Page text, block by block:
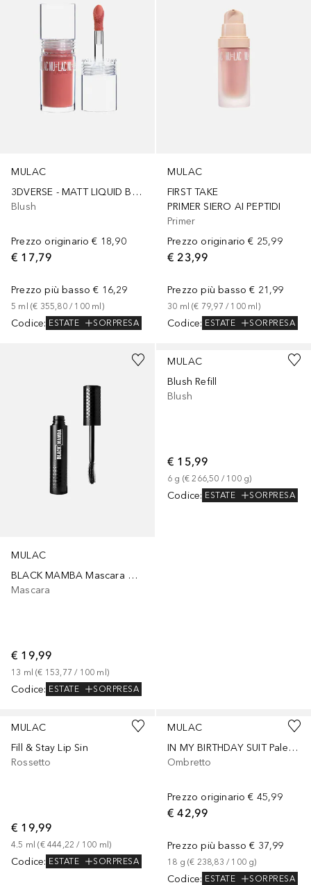
MULAC
3DVERSE - MATT LIQUID BLUSH ALL OVER
Blush
Prezzo originario € 18,90
€ 17,79
Prezzo più basso € 16,29
5 ml (€ 355,80 / 100 ml)
Codice: ESTATE SORPRESA
MULAC
FIRST TAKE
PRIMER SIERO AI PEPTIDI
Primer
Prezzo originario € 25,99
€ 23,99
Prezzo più basso € 21,99
30 ml (€ 79,97 / 100 ml)
Codice: ESTATE SORPRESA
MULAC
BLACK MAMBA Mascara Allungante Alta Definizione
Mascara
€ 19,99
13 ml (€ 153,77 / 100 ml)
Codice: ESTATE SORPRESA
MULAC
Blush Refill
Blush
€ 15,99
6 g (€ 266,50 / 100 g)
Codice: ESTATE SORPRESA
+7
MULAC
Fill & Stay Lip Sin
Rossetto
€ 19,99
4.5 ml (€ 444,22 / 100 ml)
Codice: ESTATE SORPRESA
+5
MULAC
IN MY BIRTHDAY SUIT Palette Ombretti
Ombretto
Prezzo originario € 45,99
€ 42,99
Prezzo più basso € 37,99
18 g (€ 238,83 / 100 g)
Codice: ESTATE SORPRESA